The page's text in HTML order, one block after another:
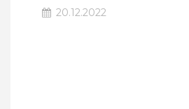
20.12.2022